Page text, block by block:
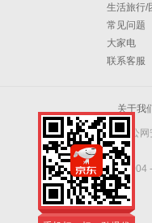
生活旅行/
常见问题
大家电
联系客服
关于我
京公
Copyright © 2004 -
手机扫一扫，劲爆优
惠触手可得！